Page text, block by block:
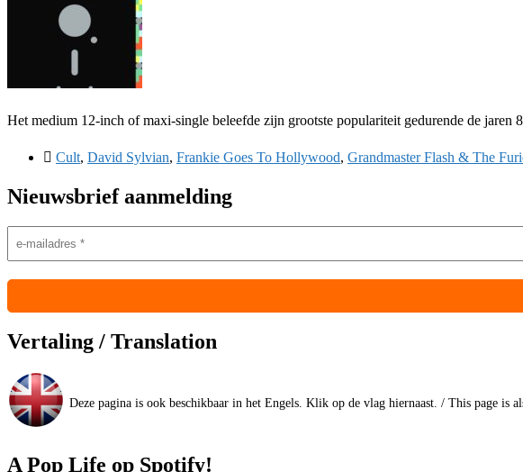
Het medium 12-inch of maxi-single beleefde zijn grootste populariteit gedurende de
Cult, David Sylvian, Frankie Goes To Hollywood, Grandmaster Flash & The
Nieuwsbrief aanmelding
Vertaling / Translation
Deze pagina is ook beschikbaar in het Engels. Klik op de vlag hiernaast. / This page is
A Pop Life op Spotify!